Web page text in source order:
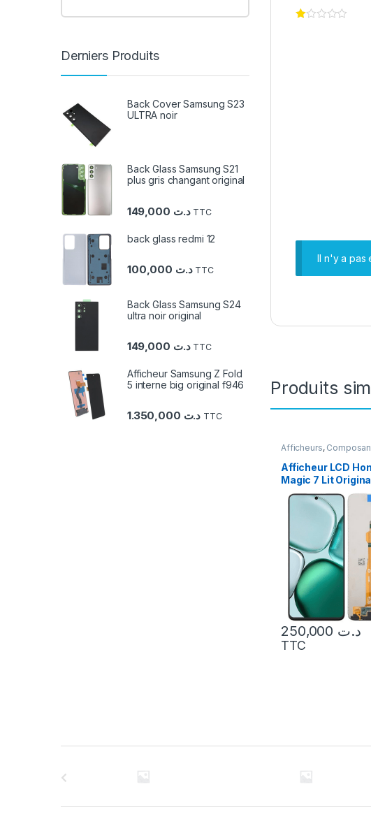
Il n'y a pas
Produits
Afficheurs,
Honor
Afficheur LCD
Magic 7 Lit
د.ت
TTC
Derniers Produits
Back Cover Samsung S23
ULTRA noir
Back Glass Samsung S21
plus gris changant original
د.ت TTC
back glass redmi 12
د.ت TTC
Back Glass Samsung S24
ultra noir original
د.ت TTC
Afficheur Samsung Z Fold
5 interne big original f946
د.ت TTC